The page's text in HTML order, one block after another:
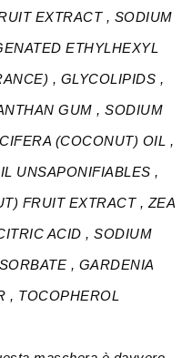
EXTRACT , SODIUM
ETHYLHEXYL
, GLYCOLIPIDS ,
GUM , SODIUM
(COCONUT) OIL ,
UNSAPONIFIABLES ,
FRUIT EXTRACT , ZEA
ACID , SODIUM
, GARDENIA
, TOCOPHEROL